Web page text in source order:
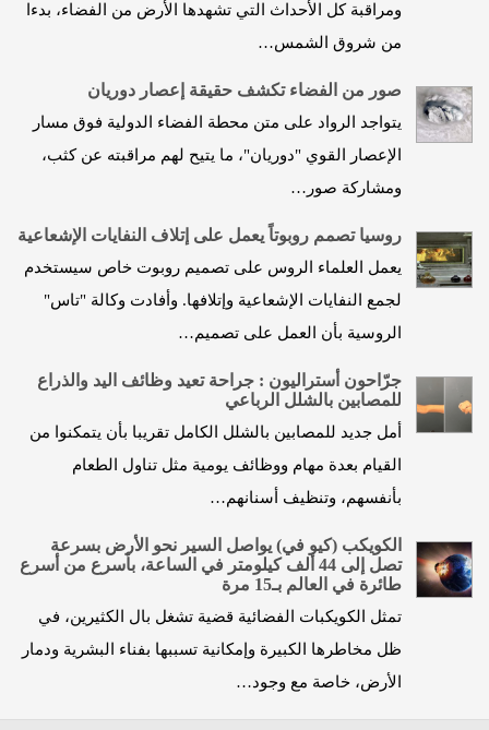
ومراقبة كل الأحداث التي تشهدها الأرض من الفضاء، بدءا
من شروق الشمس…
صور من الفضاء تكشف حقيقة إعصار دوريان
يتواجد الرواد على متن محطة الفضاء الدولية فوق مسار
الإعصار القوي "دوريان"، ما يتيح لهم مراقبته عن كثب،
ومشاركة صور…
روسيا تصمم روبوتاً يعمل على إتلاف النفايات الإشعاعية
يعمل العلماء الروس على تصميم روبوت خاص سيستخدم
لجمع النفايات الإشعاعية وإتلافها. وأفادت وكالة "تاس"
الروسية بأن العمل على تصميم…
جرّاحون أستراليون : جراحة تعيد وظائف اليد والذراع
للمصابين بالشلل الرباعي
أمل جديد للمصابين بالشلل الكامل تقريبا بأن يتمكنوا من
القيام بعدة مهام ووظائف يومية مثل تناول الطعام
بأنفسهم، وتنظيف أسنانهم…
الكويكب (كيو في) يواصل السير نحو الأرض بسرعة
تصل إلى 44 ألف كيلومتر في الساعة، بأسرع من أسرع
طائرة في العالم بـ15 مرة
تمثل الكويكبات الفضائية قضية تشغل بال الكثيرين، في
ظل مخاطرها الكبيرة وإمكانية تسببها بفناء البشرية ودمار
الأرض، خاصة مع وجود…